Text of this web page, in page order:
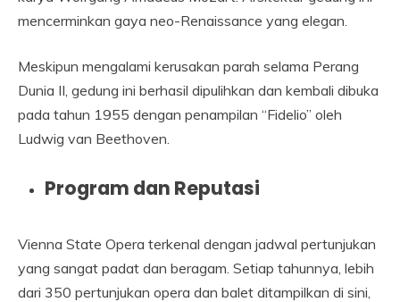
mencerminkan gaya neo-Renaissance yang elegan.
Meskipun mengalami kerusakan parah selama Perang
Dunia II, gedung ini berhasil dipulihkan dan kembali dibuka
pada tahun 1955 dengan penampilan “Fidelio” oleh
Ludwig van Beethoven.
Program dan Reputasi
Vienna State Opera terkenal dengan jadwal pertunjukan
yang sangat padat dan beragam. Setiap tahunnya, lebih
dari 350 pertunjukan opera dan balet ditampilkan di sini,